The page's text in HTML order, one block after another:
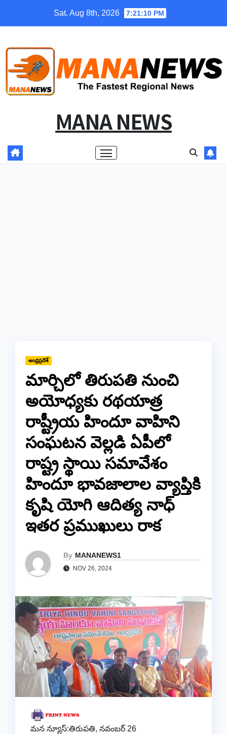
Sat. Aug 8th, 2026 7:21:11 PM
MANA NEWS
ఆంధ్రప్రదేశ్
మార్చిలో తిరుపతి నుంచి
అయోధ్యకు రథయాత్ర
రాష్ట్రీయ హిందూ వాహిని
సంఘటన వెల్లడి ఏపీలో
రాష్ట్ర స్థాయి సమావేశం
హిందూ భావజాలాల వ్యాప్తికి
కృషి యోగి ఆదిత్య నాధ్
ఇతర ప్రముఖులు రాక
By MANANEWS1
NOV 26, 2024
మన న్యూస్:తిరుపతి, నవంబర్ 26